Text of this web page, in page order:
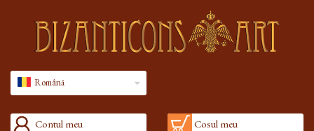
Română
Contul meu Cosul meu